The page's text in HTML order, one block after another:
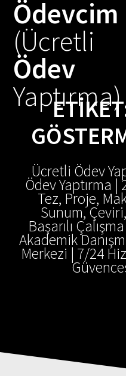
Ödevcim
(Ücretli
Ödev
Yaptırma)
Ücretli Ödev
Ödev Yaptırma
Tez, Proje,
Sunum,
Başarılı
Akademik
Merkezi | 7/24